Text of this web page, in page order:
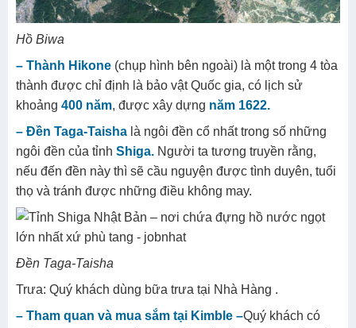
Hồ Biwa
– Thành Hikone (chụp hình bên ngoài) là một trong 4 tòa
thành được chỉ định là bảo vật Quốc gia, có lịch sử
khoảng 400 năm, được xây dựng năm 1622.
– Đền Taga-Taisha là ngôi đền cổ nhất trong số những
ngôi đền của tỉnh Shiga. Người ta tương truyền rằng,
nếu đến đền này thì sẽ cầu nguyện được tình duyên, tuổi
thọ và tránh được những điều không may.
Đền Taga-Taisha
Trưa: Quý khách dùng bữa trưa tại Nhà Hàng .
– Tham quan và mua sắm tại Kimble –Quý khách có